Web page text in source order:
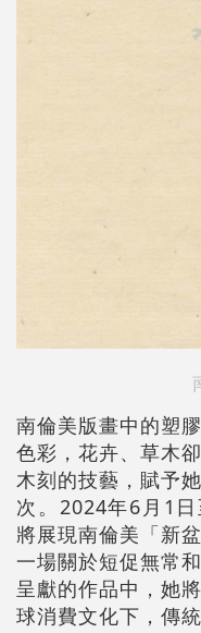
南倫美版畫中的塑
色彩，花卉、草木
木刻的技藝，賦予
次。2024年6月1
將展現南倫美「新
一場關於短促無常
呈獻的作品中，她
球消費文化下，傳